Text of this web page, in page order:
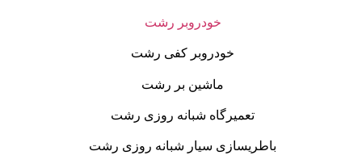
خودروبر رشت
خودروبر کفی رشت
ماشین بر رشت
تعمیرگاه شبانه روزی رشت
باطریسازی سیار شبانه روزی رشت